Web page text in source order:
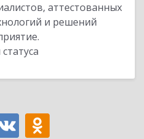
аттестованных
и решений